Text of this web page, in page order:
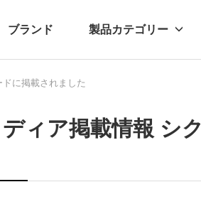
ブランド 製品カテゴリー
ツ アクセサリー
リース
に掲載されました
ディア掲載情報 シ